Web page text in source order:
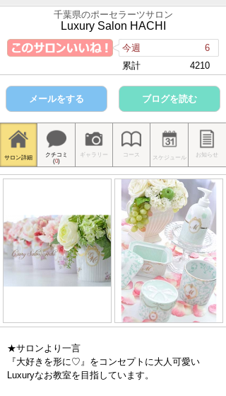
千葉県のポーセラーツサロン
Luxury Salon HACHI
今週
6
累計
4210
メールをする ブログを読む
サロン詳細
クチコミ
(0)
ギャラリー コース スケジュール お知らせ
★サロンより一言
『大好きを形に♡』をコンセプトに大人可愛い
Luxuryなお教室を目指しています。